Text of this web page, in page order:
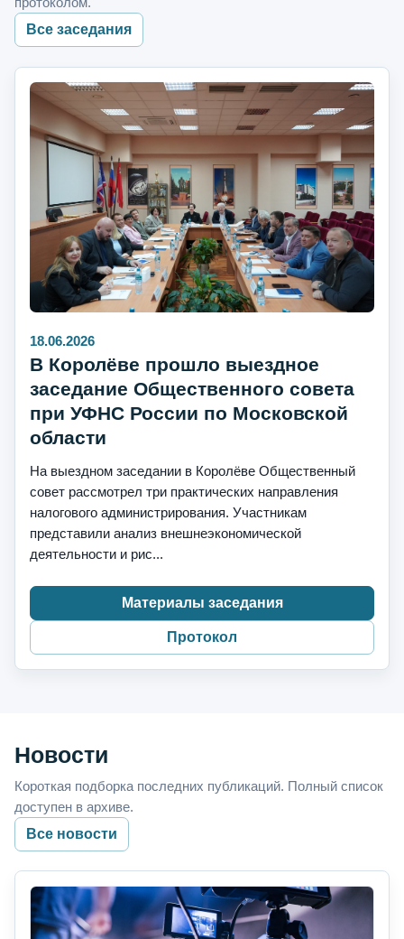
Все заседания
18.06.2026
В Королёве прошло выездное
заседание Общественного совета
при УФНС России по Московской
области
На выездном заседании в Королёве Общественный
совет рассмотрел три практических направления
налогового администрирования. Участникам
представили анализ внешнеэкономической
деятельности и рис...
Материалы заседания
Протокол
Новости
Короткая подборка последних публикаций. Полный список
доступен в архиве.
Все новости